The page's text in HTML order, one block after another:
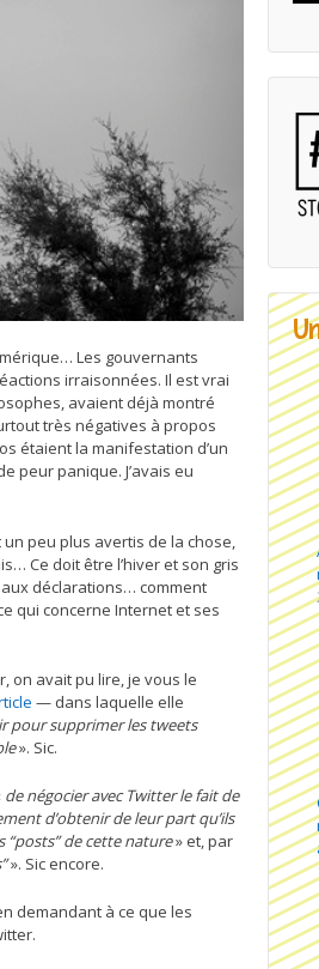
Les gouvernants
irraisonnées. Il est vrai
avaient déjà montré
très négatives à propos
étaient la manifestation d’un
peur panique. J’avais eu
peu plus avertis de la chose,
Ce doit être l’hiver et son gris
déclarations… comment
qui concerne Internet et ses
on avait pu lire, je vous le
— dans laquelle elle
pour supprimer les tweets
». Sic.
de négocier avec Twitter le fait de
d’obtenir de leur part qu’ils
“posts”de cette nature» et, par
”». Sic encore.
demandant à ce que les